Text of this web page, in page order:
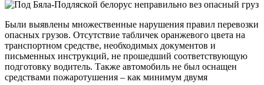
Были выявлены множественные нарушения правил перевозки
опасных грузов. Отсутствие табличек оранжевого цвета на
транспортном средстве, необходимых документов и
письменных инструкций, не прошедший соответствующую
подготовку водитель. Также автомобиль не был оснащен
средствами пожаротушения – как минимум двумя